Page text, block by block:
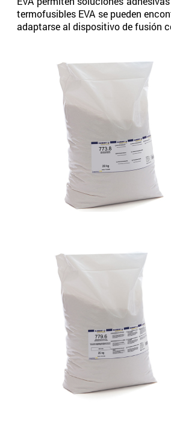
termofusibles EVA se pueden
adaptarse al dispositivo de fusión